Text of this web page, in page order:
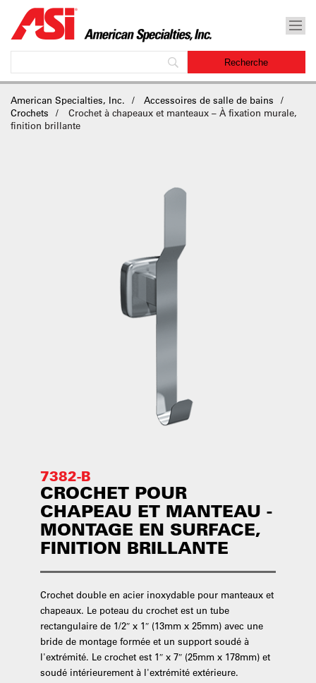
American Specialties, Inc.
Accessoires de salle de bains
Crochets
Crochet à chapeaux et manteaux – À fixation murale,
finition brillante
7382-B
CROCHET POUR
CHAPEAU ET MANTEAU -
MONTAGE EN SURFACE,
FINITION BRILLANTE
Crochet double en acier inoxydable pour manteaux et
chapeaux. Le poteau du crochet est un tube
rectangulaire de 1/2″ x 1″ (13mm x 25mm) avec une
bride de montage formée et un support soudé à
l'extrémité. Le crochet est 1″ x 7″ (25mm x 178mm) et
soudé intérieurement à l'extrémité extérieure.